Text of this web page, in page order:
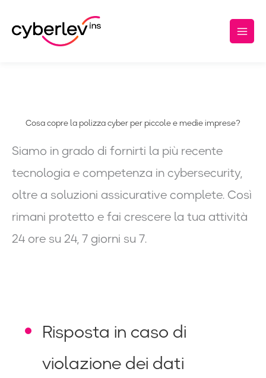
contenuto
Cyber Lev Business
Cosa copre la polizza cyber per piccole e medie imprese?
Siamo in grado di fornirti la più recente
tecnologia e competenza in cybersecurity,
oltre a soluzioni assicurative complete. Così
rimani protetto e fai crescere la tua attività
24 ore su 24, 7 giorni su 7.
Risposta in caso di
violazione dei dati